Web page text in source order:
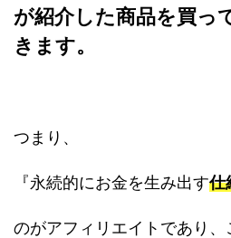
が紹介した商品を買っ
きます。
つまり、
『永続的にお金を生み出す仕
のがアフィリエイトであり